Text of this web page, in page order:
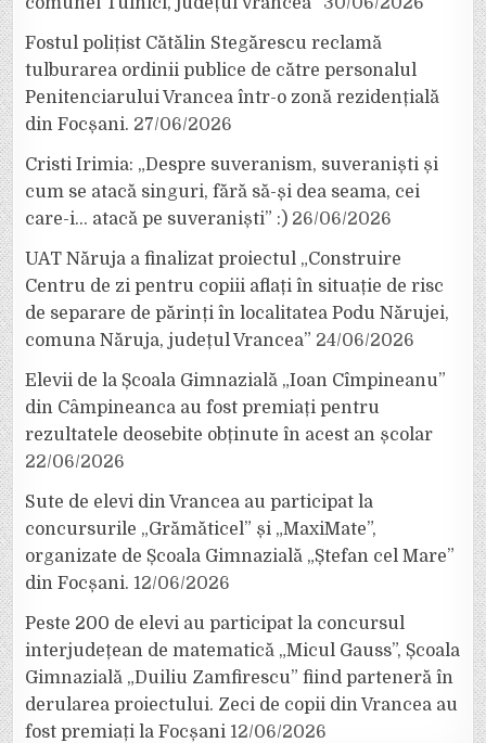
Fostul polițist Cătălin Stegărescu reclamă
tulburarea ordinii publice de către personalul
Penitenciarului Vrancea într-o zonă rezidențială
din Focșani. 27/06/2026
Cristi Irimia: „Despre suveranism, suveraniști și
cum se atacă singuri, fără să-și dea seama, cei
care-i… atacă pe suveraniști” :) 26/06/2026
UAT Năruja a finalizat proiectul „Construire
Centru de zi pentru copiii aflați în situație de risc
de separare de părinți în localitatea Podu Nărujei,
comuna Năruja, județul Vrancea” 24/06/2026
Elevii de la Școala Gimnazială „Ioan Cîmpineanu”
din Câmpineanca au fost premiați pentru
rezultatele deosebite obținute în acest an școlar
22/06/2026
Sute de elevi din Vrancea au participat la
concursurile „Grămăticel” și „MaxiMate”,
organizate de Școala Gimnazială „Ștefan cel Mare”
din Focșani. 12/06/2026
Peste 200 de elevi au participat la concursul
interjudețean de matematică „Micul Gauss”, Școala
Gimnazială „Duiliu Zamfirescu” fiind parteneră în
derularea proiectului. Zeci de copii din Vrancea au
fost premiați la Focșani 12/06/2026